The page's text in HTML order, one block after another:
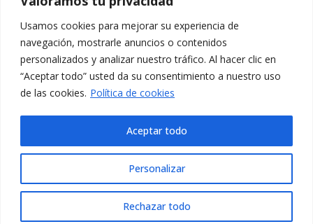
Usamos cookies para mejorar su experiencia de
navegación, mostrarle anuncios o contenidos
personalizados y analizar nuestro tráfico. Al hacer clic en
“Aceptar todo” usted da su consentimiento a nuestro uso
de las cookies. Política de cookies
Personalizar
Rechazar todo
Aceptar todo
Política de tratamiento de datos
Aviso de privacidad
PQRS